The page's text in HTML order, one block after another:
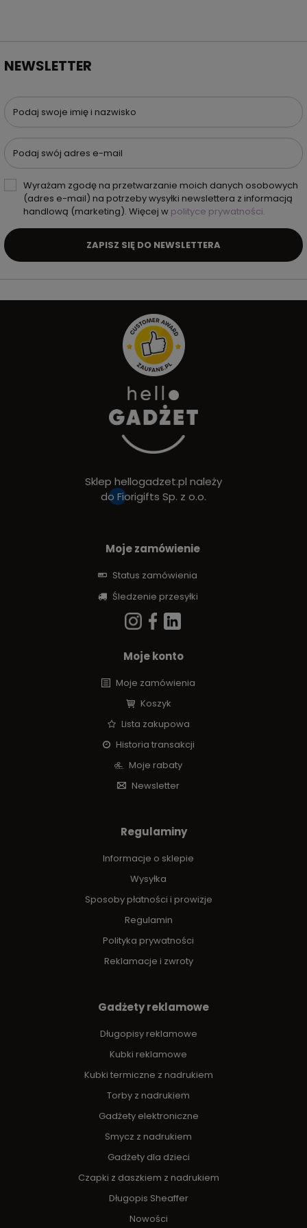
NEWSLETTER
Podaj swoje imię i nazwisko
Podaj swój adres e-mail
Wyrażam zgodę na przetwarzanie moich danych osobowych
(adres e-mail) na potrzeby wysyłki newslettera z informacją
handlową (marketing). Więcej w polityce prywatności.
ZAPISZ SIĘ DO NEWSLETTERA
Sklep hellogadzet.pl należy
do Fiorigifts Sp. z o.o.
Moje zamówienie
Status zamówienia
Śledzenie przesyłki
Moje konto
Moje zamówienia
Koszyk
Lista zakupowa
Historia transakcji
Moje rabaty
Newsletter
Regulaminy
Informacje o sklepie
Wysyłka
Sposoby płatności i prowizje
Regulamin
Polityka prywatności
Reklamacje i zwroty
Gadżety reklamowe
Długopisy reklamowe
Kubki reklamowe
Kubki termiczne z nadrukiem
Torby z nadrukiem
Gadżety elektroniczne
Smycz z nadrukiem
Gadżety dla dzieci
Czapki z daszkiem z nadrukiem
Długopis Sheaffer
Nowości